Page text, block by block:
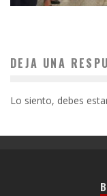
DEJA UNA
Lo siento, debes